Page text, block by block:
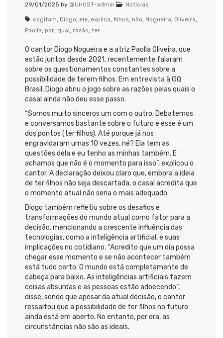
29/01/2025 by @UHOST-admin Notícias
cogitam, Diogo, ele, explica, filhos, não, Nogueira, Oliveira,
Paolla, por, qual, razão, ter
O cantor Diogo Nogueira e a atriz Paolla Oliveira, que
estão juntos desde 2021, recentemente falaram
sobre os questionamentos constantes sobre a
possibilidade de terem filhos. Em entrevista à GQ
Brasil, Diogo abriu o jogo sobre as razões pelas quais o
casal ainda não deu esse passo.
“Somos muito sinceros um com o outro. Debatemos
e conversamos bastante sobre o futuro e esse é um
dos pontos (ter filhos). Até porque já nos
engravidaram umas 10 vezes, né? Ela tem as
questões dela e eu tenho as minhas também. E
achamos que não é o momento para isso”, explicou o
cantor. A declaração deixou claro que, embora a ideia
de ter filhos não seja descartada, o casal acredita que
o momento atual não seria o mais adequado.
Diogo também refletiu sobre os desafios e
transformações do mundo atual como fator para a
decisão, mencionando a crescente influência das
tecnologias, como a inteligência artificial, e suas
implicações no cotidiano. “Acredito que um dia possa
chegar esse momento e se não acontecer também
está tudo certo. O mundo está completamente de
cabeça para baixo. As inteligências artificiais fazem
coisas absurdas e as pessoas estão adoecendo”,
disse, sendo que apesar da atual decisão, o cantor
ressaltou que a possibilidade de ter filhos no futuro
ainda está em aberto. No entanto, por ora, as
circunstâncias não são as ideais.